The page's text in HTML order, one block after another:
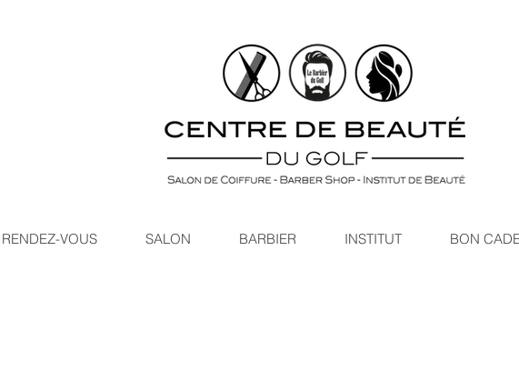
RENDEZ-VOUS SALON BARBIER INSTITUT BON